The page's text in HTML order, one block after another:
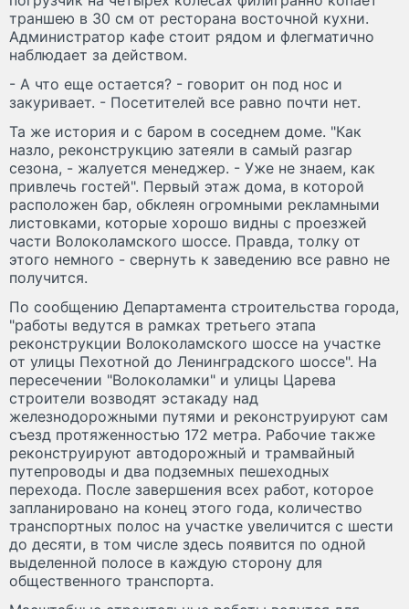
траншею в 30 см от ресторана восточной кухни.
Администратор кафе стоит рядом и флегматично
наблюдает за действом.
- А что еще остается? - говорит он под нос и
закуривает. - Посетителей все равно почти нет.
Та же история и с баром в соседнем доме. "Как
назло, реконструкцию затеяли в самый разгар
сезона, - жалуется менеджер. - Уже не знаем, как
привлечь гостей". Первый этаж дома, в которой
расположен бар, обклеян огромными рекламными
листовками, которые хорошо видны с проезжей
части Волоколамского шоссе. Правда, толку от
этого немного - свернуть к заведению все равно не
получится.
По сообщению Департамента строительства города,
"работы ведутся в рамках третьего этапа
реконструкции Волоколамского шоссе на участке
от улицы Пехотной до Ленинградского шоссе". На
пересечении "Волоколамки" и улицы Царева
строители возводят эстакаду над
железнодорожными путями и реконструируют сам
съезд протяженностью 172 метра. Рабочие также
реконструируют автодорожный и трамвайный
путепроводы и два подземных пешеходных
перехода. После завершения всех работ, которое
запланировано на конец этого года, количество
транспортных полос на участке увеличится с шести
до десяти, в том числе здесь появится по одной
выделенной полосе в каждую сторону для
общественного транспорта.